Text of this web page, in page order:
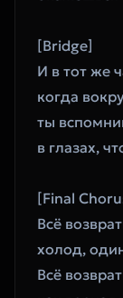
[Bridge]
И в тот же
когда
ты
в глазах,
[Final
Всё
холод,
Всё